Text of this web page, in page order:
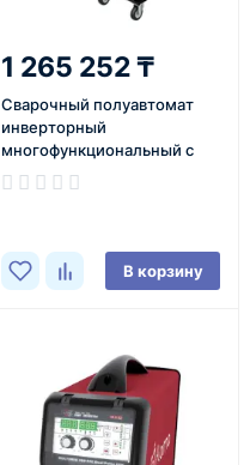
1 265 252 ₸
Сварочный полуавтомат
инверторный
многофункциональный с
синергетическим
управлением Flama
В корзину